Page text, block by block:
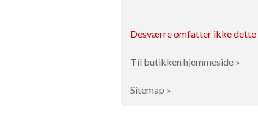
Desværre omfatter ikke dette
Til butikken hjemmeside »
Sitemap »